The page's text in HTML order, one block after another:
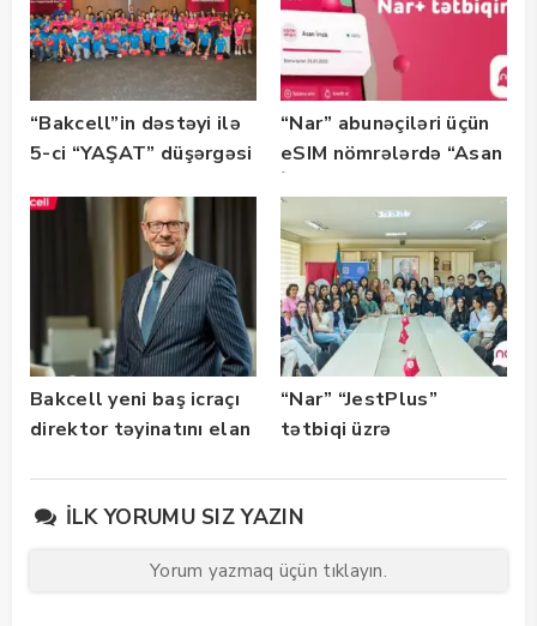
“Bakcell”in dəstəyi ilə
5-ci “YAŞAT” düşərgəsi
“Nar” abunəçiləri üçün
eSIM nömrələrdə “Asan
istifadəyə verildi
Bakcell yeni baş icraçı
direktor təyinatını elan
“Nar” “JestPlus”
tətbiqi üzrə
İLK YORUMU SIZ YAZIN
Yorum yazmaq üçün tıklayın.